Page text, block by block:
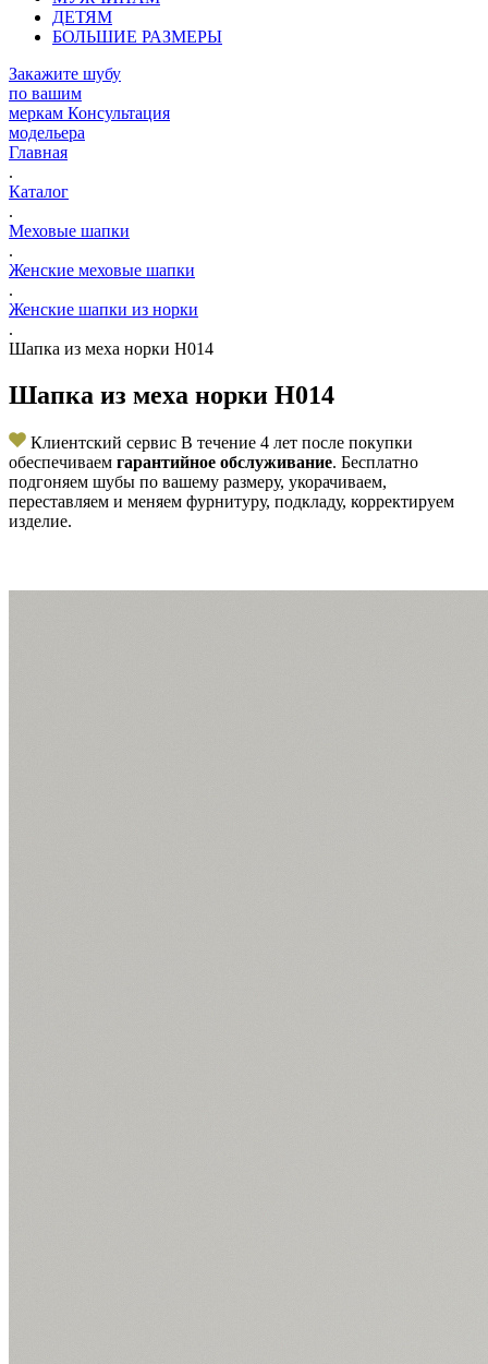
ДЕТЯМ
БОЛЬШИЕ РАЗМЕРЫ
Закажите шубу
по вашим
меркам Консультация
модельера
Главная
.
Каталог
.
Меховые шапки
.
Женские меховые шапки
.
Женские шапки из норки
.
Шапка из меха норки Н014
Шапка из меха норки Н014
Клиентский сервис В течение 4 лет после покупки
обеспечиваем гарантийное обслуживание. Бесплатно
подгоняем шубы по вашему размеру, укорачиваем,
переставляем и меняем фурнитуру, подкладу, корректируем
изделие.